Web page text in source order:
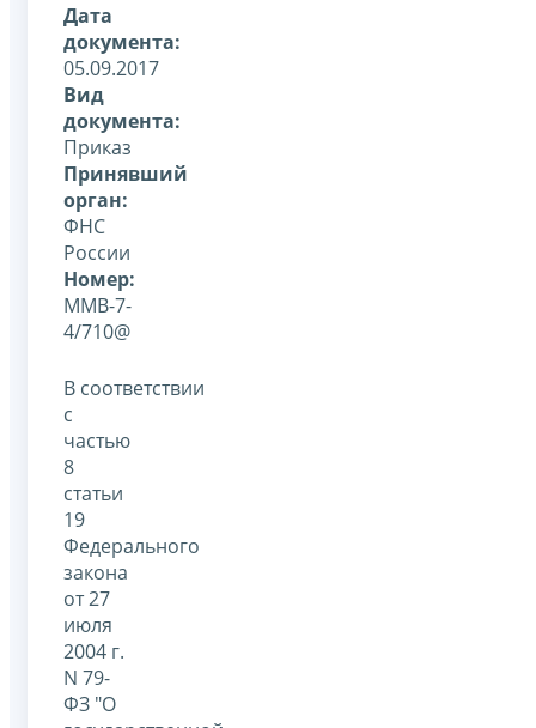
Дата
документа:
05.09.2017
Вид
документа:
Приказ
Принявший
орган:
ФНС
России
Номер:
ММВ-7-
4/710@
В соответствии
с
частью
8
статьи
19
Федерального
закона
от 27
июля
2004 г.
N 79-
ФЗ "О